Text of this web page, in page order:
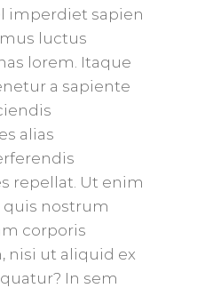
imperdiet sapien
luctus
lorem. Itaque
a sapiente
alias
repellat. Ut enim
quis nostrum
corporis
nisi ut aliquid ex
In sem